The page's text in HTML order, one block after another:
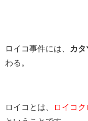
ロイコ事件には、 カ
わる。
ロイコとは、 ロイコ